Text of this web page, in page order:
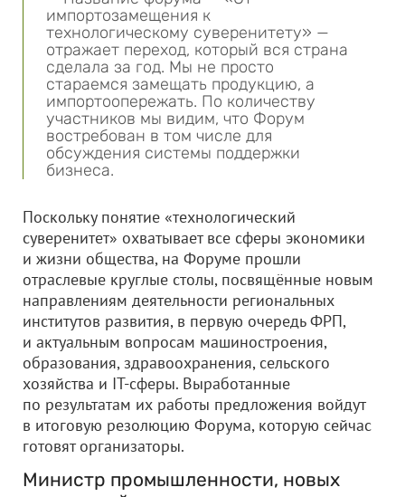
импортозамещения к
технологическому суверенитету» —
отражает переход, который вся страна
сделала за год. Мы не просто
стараемся замещать продукцию, а
импортоопережать. По количеству
участников мы видим, что Форум
востребован в том числе для
обсуждения системы поддержки
бизнеса.
Поскольку понятие «технологический
суверенитет» охватывает все сферы экономики
и жизни общества, на Форуме прошли
отраслевые круглые столы, посвящённые новым
направлениям деятельности региональных
институтов развития, в первую очередь ФРП,
и актуальным вопросам машиностроения,
образования, здравоохранения, сельского
хозяйства и IT-сферы. Выработанные
по результатам их работы предложения войдут
в итоговую резолюцию Форума, которую сейчас
готовят организаторы.
Министр промышленности, новых